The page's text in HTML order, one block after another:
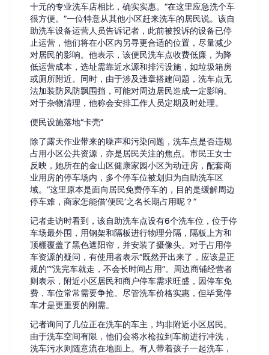
十元的专业洗车店相比，确实实惠。“在这里应急洗个车
很方便。”一位特意从其他小区赶来洗车的居民说。该自
助洗车设备运营人员告诉记者，此前被投诉的设备已停
止运营，他们将在小区内另寻更合适的位置，尽量减少
对居民的影响。他表示，该便民洗车点收费低廉，为降
低运营成本，选址需靠近水源和排污设施，如垃圾箱房
或厕所附近。同时，由于涉及违章搭建问题，洗车点无
法加装防风防飘围挡，可能对周边居民造成一定影响。
对于杂物清理，他称会安排工作人员定期及时处理。
便民设施落地“卡壳”
除了露天作业带来的噪声和污染问题，洗车点是否违规
占用小区公共资源，亦是居民关注的焦点。市民王女士
反映，她所在的金山区健康家园小区为动迁房，配套商
业用房的停车场内，多个停车位被划归为自助洗车区
域。“这里原本是面向居民免费停车的，目的是缓解周边
停车难，商家怎能借‘便民’之名长期占用呢？”
记者走访时看到，该自助洗车点设有6个洗车位，位于停
车场最外围，用钢架和隔板进行物理分隔，隔板上方和
顶棚覆盖了黑色遮阳帘，并安装了摄像头。对于占用停
车资源的疑问，有使用者表示“既然开出来了，应该是正
规的”“洗完车就走，不会长时间占用”。周边商铺经营者
则表示，附近小区居民和商户停车需求旺盛，因停车免
费，车位常常需要争抢。尽管洗车价格实惠，但毕竟停
车才是更重要的刚需。
记者询问了几位正在洗车的车主，均非附近小区居民。
由于洗车空间有限，他们会将水枪拉到车前进行冲洗，
洗车污水则随意流在地面上。有人带着孩子一起洗车，